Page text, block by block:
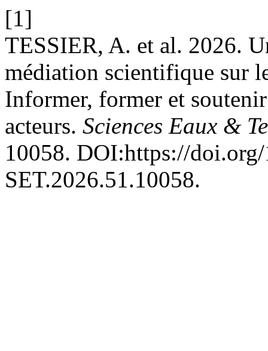
[1]
TESSIER, A. et al. 2026.
médiation scientifique sur
Informer, former et
acteurs. Sciences Eaux &
10058. DOI:https://
SET.2026.51.10058.